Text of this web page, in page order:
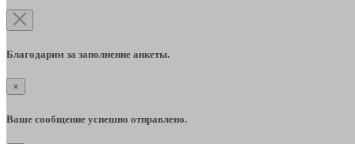
Благодарим за заполнение анкеты.
×
Ваше сообщение успешно отправлено.